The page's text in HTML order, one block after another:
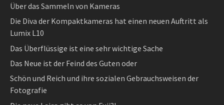
Über das Sammeln von Kameras
Die Diva der Kompaktkameras hat einen neuen Auftritt als
Lumix L10
Das Überflüssige ist eine sehr wichtige Sache
Das Neue ist der Feind des Guten oder
Schön und Reich und ihre sozialen Gebrauchsweisen der
Fotografie